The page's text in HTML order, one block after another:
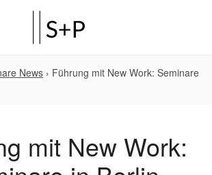
News › Führung mit New Work: Seminare
mit New Work: